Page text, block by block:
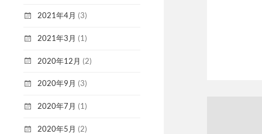
2021年4月 (3)
2021年3月 (1)
2020年12月 (2)
2020年9月 (3)
2020年7月 (1)
2020年5月 (2)